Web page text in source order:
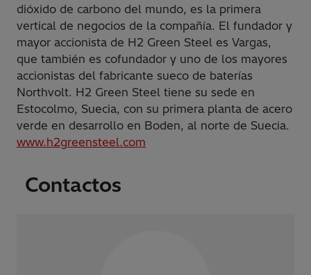
dióxido de carbono del mundo, es la primera
vertical de negocios de la compañía. El fundador y
mayor accionista de H2 Green Steel es Vargas,
que también es cofundador y uno de los mayores
accionistas del fabricante sueco de baterías
Northvolt. H2 Green Steel tiene su sede en
Estocolmo, Suecia, con su primera planta de acero
verde en desarrollo en Boden, al norte de Suecia.
www.h2greensteel.com
Contactos